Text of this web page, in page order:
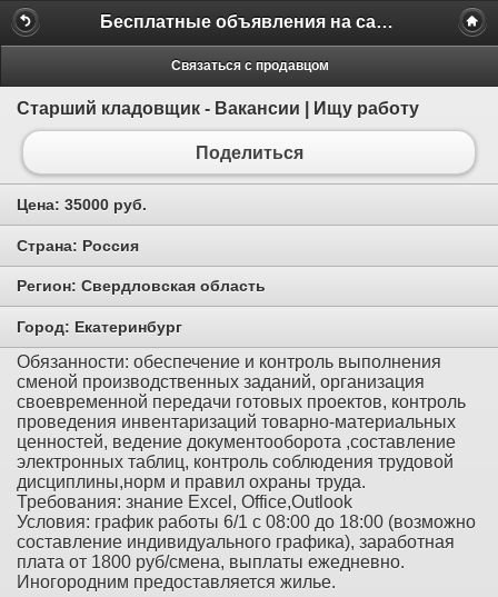
Бесплатные объявления на сайте MILAMO.ru
Связаться с продавцом
Старший кладовщик - Вакансии | Ищу работу
Поделиться
Цена: 35000 руб.
Страна: Россия
Регион: Свердловская область
Город: Екатеринбург
Обязанности: обеспечение и контроль выполнения
сменой производственных заданий, организация
своевременной передачи готовых проектов, контроль
проведения инвентаризаций товарно-материальных
ценностей, ведение документооборота ,составление
электронных таблиц, контроль соблюдения трудовой
дисциплины,норм и правил охраны труда.
Требования: знание Excel, Office,Оutlook
Условия: график работы 6/1 с 08:00 до 18:00 (возможно
составление индивидуального графика), заработная
плата от 1800 руб/смена, выплаты ежедневно.
Иногородним предоставляется жилье.